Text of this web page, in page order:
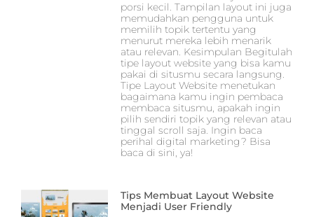
porsi kecil. Tampilan layout ini juga
memudahkan pengguna untuk
memilih topik tertentu yang
menurut mereka lebih menarik
atau relevan. Kesimpulan Begitulah
tipe layout website yang bisa kamu
pakai di situsmu secara langsung.
Tipe Layout Website menetukan
bagaimana kamu ingin pembaca
membaca situsmu, apakah ingin
pilih sendiri topik yang relevan atau
tinggal scroll saja. Ingin baca
perihal digital marketing? Bisa
baca di sini, ya!
Tips Membuat Layout Website
Menjadi User Friendly